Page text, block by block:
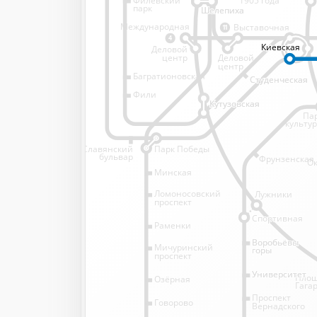
4
11
Лужники
Деловой
центр
Шелепиха
Шелепиха
Минская
Ломоносовский
проспект
Раменки
Парк Победы
парк
Багратионовская
Фили
Международная
Спортивная
Спортивная
Фрунзенская
Славянский
бульвар
Выставочная
Проспект
Вернадского
Деловой
центр
Киевская
Киевская
Студенческая
Студенческая
Кутузовская
Кутузовская
Воробьёвы
горы
Воробьёвы
горы
Университет
Университет
Говорово
Озёрная
Мичуринский
проспект
Киевская
Киевская